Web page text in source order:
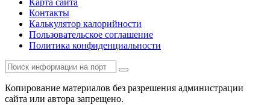
Карта сайта
Контакты
Калькулятор калорийности
Пользовательское соглашение
Политика конфиденциальности
Копирование материалов без разрешения администрации
сайта или автора запрещено.